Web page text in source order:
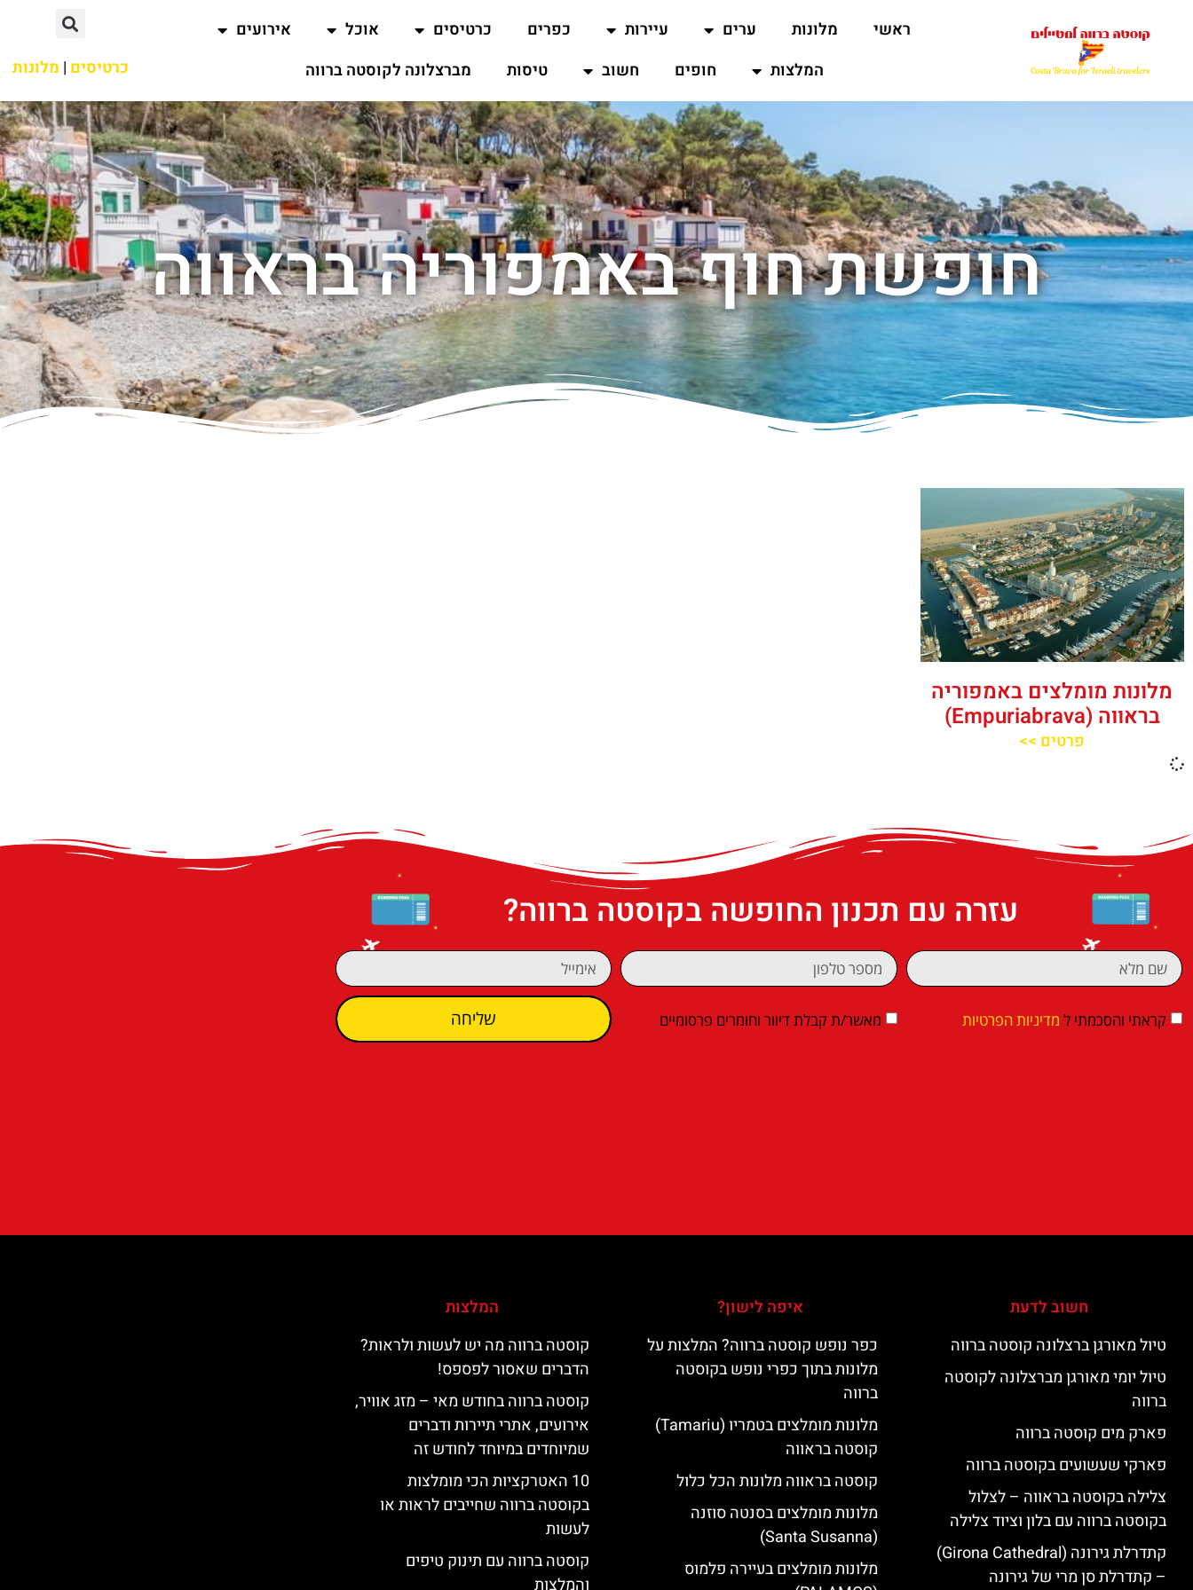
ראשי מלונות ערים עיירות כפרים כרטיסים אוכל
אירועים
המלצות
חופים חשוב טיסות מברצלונה לקוסטה ברווה כרטיסים | מלונות
חופשת חוף באמפוריה בראווה
מלונות מומלצים באמפוריה
בראווה (Empuriabrava)
פרטים >>
עזרה עם תכנון החופשה בקוסטה ברווה?
קראתי והסכמתי ל מדיניות הפרטיות מאשר/ת קבלת דיוור וחומרים פרסומיים שליחה
חשוב לדעת
טיול מאורגן ברצלונה קוסטה ברווה
טיול יומי מאורגן מברצלונה לקוסטה
ברווה
פארק מים קוסטה ברווה
פארקי שעשועים בקוסטה ברווה
צלילה בקוסטה בראווה – לצלול
בקוסטה ברווה עם בלון וציוד צלילה
קתדרלת גירונה (Girona Cathedral)
– קתדרלת סן מרי של גירונה
איפה לישון?
כפר נופש קוסטה ברווה? המלצות על
מלונות בתוך כפרי נופש בקוסטה
ברווה
מלונות מומלצים בטמריו (Tamariu)
קוסטה בראווה
קוסטה בראווה מלונות הכל כלול
מלונות מומלצים בסנטה סוזנה
(Santa Susanna)
מלונות מומלצים בעיירה פלמוס
המלצות
קוסטה ברווה מה יש לעשות ולראות?
הדברים שאסור לפספס!
קוסטה ברווה בחודש מאי – מזג אוויר,
אירועים, אתרי תיירות ודברים
שמיוחדים במיוחד לחודש זה
10 האטרקציות הכי מומלצות
בקוסטה ברווה שחייבים לראות או
לעשות
קוסטה ברווה עם תינוק טיפים